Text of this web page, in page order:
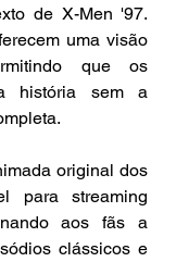
de X-Men '97.
uma visão
que os
história sem a
original dos
para streaming
aos fãs a
clássicos e